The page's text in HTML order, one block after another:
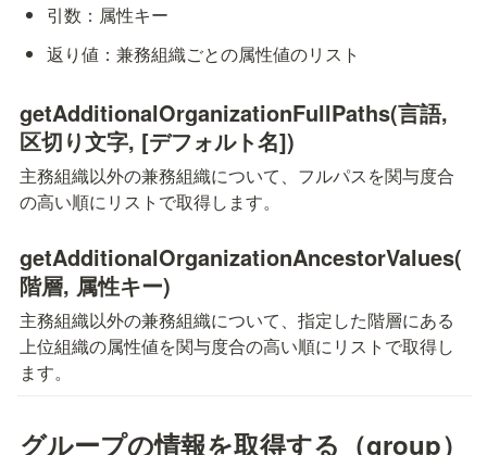
引数：属性キー
返り値：兼務組織ごとの属性値のリスト
getAdditionalOrganizationFullPaths(言語,
区切り文字, [デフォルト名])
主務組織以外の兼務組織について、フルパスを関与度合
の高い順にリストで取得します。
getAdditionalOrganizationAncestorValues(
階層, 属性キー)
主務組織以外の兼務組織について、指定した階層にある
上位組織の属性値を関与度合の高い順にリストで取得し
ます。
グループの情報を取得する（group）